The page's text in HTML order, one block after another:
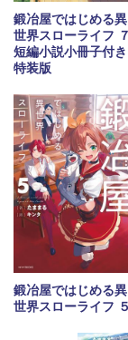
鍛冶屋ではじめる異
世界スローライフ ７
短編小説小冊子付き
特装版
鍛冶屋ではじめる異
世界スローライフ ５